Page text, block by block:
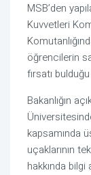
MSB’den
Kuvvetleri
öğrencilerin
fırsatı
Bakanlığın
kapsamında
uçaklarının
hakkında bilgi